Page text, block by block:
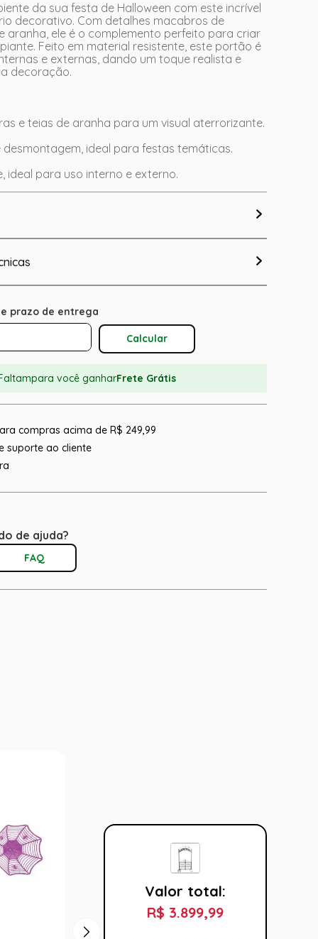
da sua festa de Halloween com este incrível
decorativo. Com detalhes macabros de
aranha, ele é o complemento perfeito para criar
Feito em material resistente, este portão é
e externas, dando um toque realista e
decoração.
e teias de aranha para um visual aterrorizante.
desmontagem, ideal para festas temáticas.
ideal para uso interno e externo.
Calcular O Frete
para você ganharFrete Grátis
compras acima de R$ 249,99
suporte ao cliente
de ajuda?
FAQ
Valor total:
R$ 3.899,99